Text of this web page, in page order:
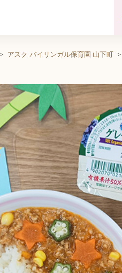
アスク バイリンガル保育園 山下町